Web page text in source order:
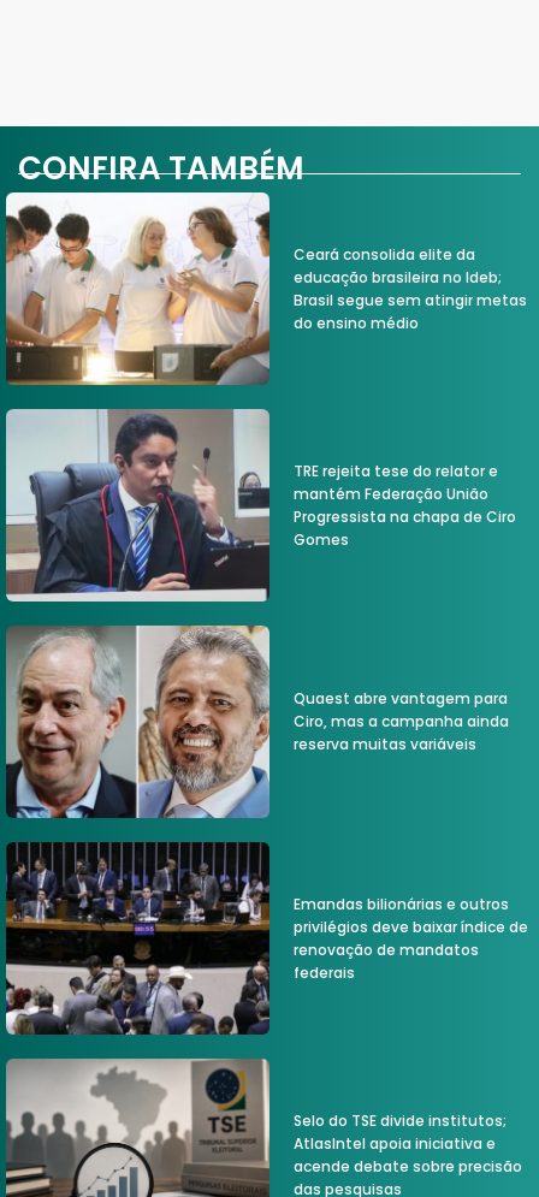
CONFIRA TAMBÉM
Ceará consolida elite da
educação brasileira no Ideb;
Brasil segue sem atingir metas
do ensino médio
TRE rejeita tese do relator e
mantém Federação União
Progressista na chapa de Ciro
Gomes
Quaest abre vantagem para
Ciro, mas a campanha ainda
reserva muitas variáveis
Emandas bilionárias e outros
privilégios deve baixar índice de
renovação de mandatos
federais
Selo do TSE divide institutos;
AtlasIntel apoia iniciativa e
acende debate sobre precisão
das pesquisas